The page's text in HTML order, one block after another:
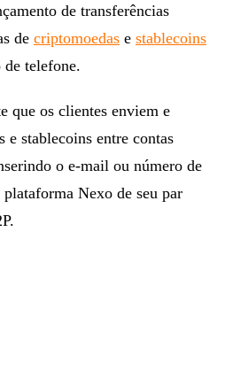
de transferências
de criptomoedas e stablecoins
telefone.
que os clientes enviem e
e stablecoins entre contas
o e-mail ou número de
Nexo de seu par